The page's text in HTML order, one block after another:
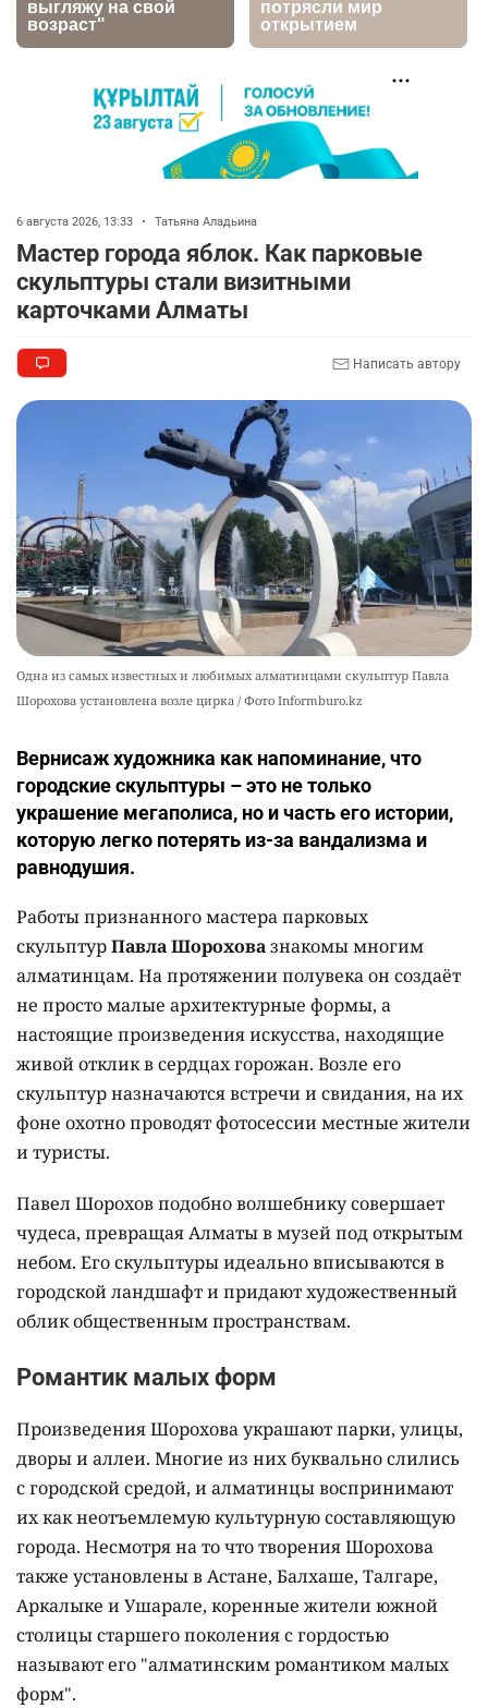
2717 6
Казахстане продолжают расти цены на
баранину и конину
2394 5 17
9
🎬 Умер известный казахстанский
кинорежиссёр Ардак Амиркулов
10
1 22
6 августа 2026, 13:33 • Татьяна Аладьина
Мастер города яблок. Как парковые
скульптуры стали визитными
карточками Алматы
Написать автору
Одна из самых известных и любимых алматинцами скульптур Павла
Шорохова установлена возле цирка / Фото Informburo.kz
Вернисаж художника как напоминание, что
городские скульптуры – это не только
украшение мегаполиса, но и часть его истории,
которую легко потерять из-за вандализма и
равнодушия.
Работы признанного мастера парковых
скульптурПавла Шороховазнакомы многим
алматинцам. На протяжении полувека он создаёт
не просто малые архитектурные формы, а
настоящие произведения искусства, находящие
живой отклик в сердцах горожан. Возле его
скульптур назначаются встречи и свидания, на их
фоне охотно проводят фотосессии местные жители
и туристы.
Павел Шорохов подобно волшебнику совершает
чудеса, превращая Алматы в музей под открытым
небом. Его скульптуры идеально вписываются в
городской ландшафт и придают художественный
облик общественным пространствам.
Романтик малых форм
Произведения Шорохова украшают парки, улицы,
дворы и аллеи. Многие из них буквально слились
с городской средой, и алматинцы воспринимают
их как неотъемлемую культурную составляющую
города. Несмотря на то что творения Шорохова
также установлены в Астане, Балхаше, Талгаре,
Аркалыке и Ушарале, коренные жители южной
столицы старшего поколения с гордостью
называют его "алматинским романтиком малых
форм".